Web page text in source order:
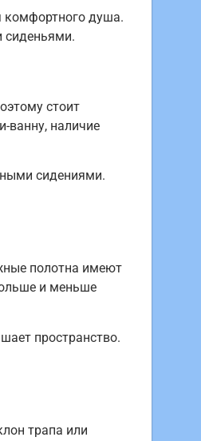
комфортного душа.
сиденьями.
стоит
ванну, наличие
сидениями.
полотна имеют
и меньше
пространство.
трапа или